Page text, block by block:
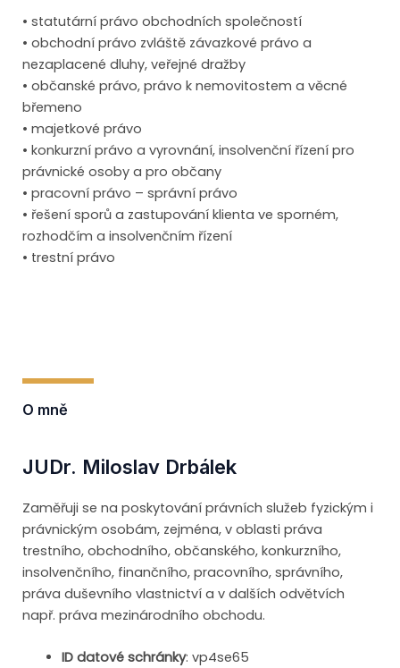
• statutární právo obchodních společností
• obchodní právo zvláště závazkové právo a
nezaplacené dluhy, veřejné dražby
• občanské právo, právo k nemovitostem a věcné
břemeno
• majetkové právo
• konkurzní právo a vyrovnání, insolvenční řízení pro
právnické osoby a pro občany
• pracovní právo – správní právo
• řešení sporů a zastupování klienta ve sporném,
rozhodčím a insolvenčním řízení
• trestní právo
O mně
JUDr. Miloslav Drbálek
Zaměřuji se na poskytování právních služeb fyzickým i
právnickým osobám, zejména, v oblasti práva
trestního, obchodního, občanského, konkurzního,
insolvenčního, finančního, pracovního, správního,
práva duševního vlastnictví a v dalších odvětvích
např. práva mezinárodního obchodu.
ID datové schránky: vp4se65